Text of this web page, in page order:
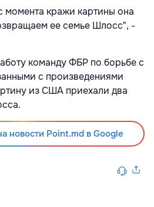
момента кражи картины она
ее семье Шлосс", -
команду ФБР по борьбе с
с произведениями
из США приехали два
новости Point.md в Google